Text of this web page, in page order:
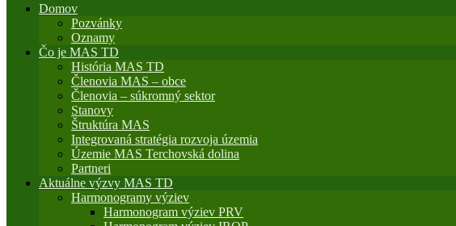
Domov
Pozvánky
Oznamy
Čo je MAS TD
História MAS TD
Členovia MAS – obce
Členovia – súkromný sektor
Stanovy
Štruktúra MAS
Integrovaná stratégia rozvoja územia
Územie MAS Terchovská dolina
Partneri
Aktuálne výzvy MAS TD
Harmonogramy výziev
Harmonogram výziev PRV